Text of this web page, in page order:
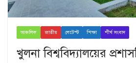
আঞ্চলিক জাতীয় লেটেস্ট শিক্ষা শীর্ষ সংবাদ
খুলনা বিশ্ববিদ্যালয়ের